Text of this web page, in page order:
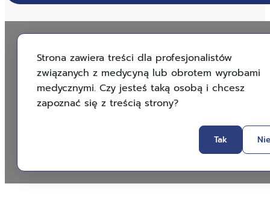
Strona zawiera treści dla profesjonalistów
związanych z medycyną lub obrotem wyrobami
medycznymi. Czy jesteś taką osobą i chcesz
zapoznać się z treścią strony?
Tak